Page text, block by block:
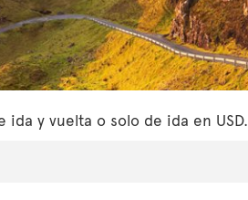
y vuelta o solo de ida en USD.